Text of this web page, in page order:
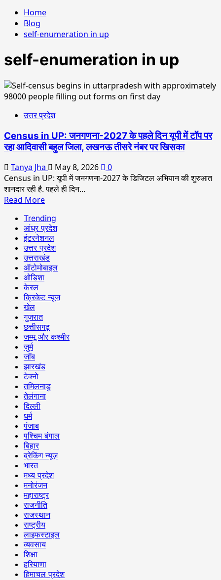
Home
Blog
self-enumeration in up
self-enumeration in up
उत्तर प्रदेश
Census in UP: जनगणना-2027 के पहले दिन यूपी में टॉप पर
रहा आदिवासी बहुल जिला, लखनऊ तीसरे नंबर पर खिसका
Tanya Jha May 8, 2026
0
Census in UP: यूपी में जनगणना-2027 के डिजिटल अभियान की शुरुआत
शानदार रही है. पहले ही दिन...
Read More
Trending
आंध्र प्रदेश
इंटरनेशनल
उत्तर प्रदेश
उत्तराखंड
ऑटोमोबाइल
ओडिशा
केरल
क्रिकेट न्यूज
खेल
गुजरात
छत्तीसगढ़
जम्मू और कश्मीर
जुर्म
जॉब
झारखंड
टेक्नो
तमिलनाडु
तेलंगाना
दिल्ली
धर्म
पंजाब
पश्चिम बंगाल
बिहार
ब्रेकिंग न्यूज़
भारत
मध्य प्रदेश
मनोरंजन
महाराष्ट्र
राजनीति
राजस्थान
राष्ट्रीय
लाइफस्टाइल
व्यवसाय
शिक्षा
हरियाणा
हिमाचल प्रदेश